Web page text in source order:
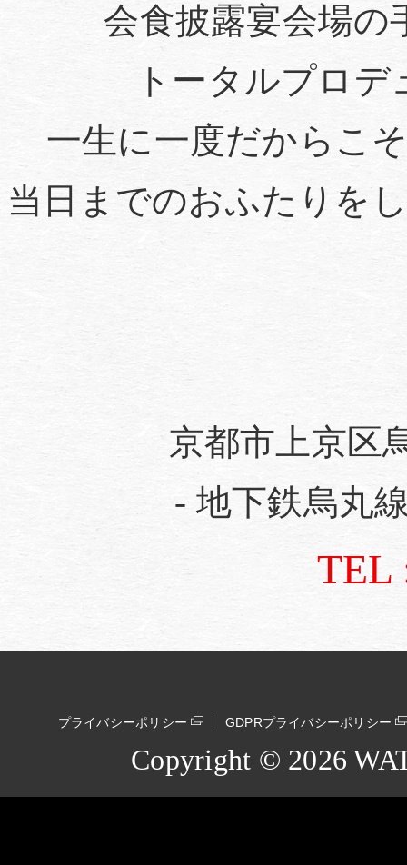
会食披露宴会場の
トータルプロ
一生に一度だからこ
当日までのおふたりを
京都市上京区
- 地下鉄烏丸
TEL
プライバシーポリシー GDPRプライバシーポリシー
Copyright © 2026